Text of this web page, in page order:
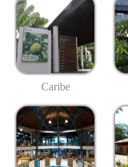
Caribe